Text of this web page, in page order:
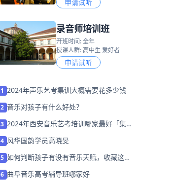
申请试听
录音师培训班
开班时间: 全年
授课人群: 高中生 爱好者
申请试听
1 2024年声乐艺考集训大概需要花多少钱
2 音乐对孩子有什么好处？
3 2024年西安音乐艺考培训哪家最好「集训
4 风华国韵学员高晓旻
5 如何判断孩子有没有音乐天赋，收藏这一
6 曲阜音乐高考辅导班哪家好